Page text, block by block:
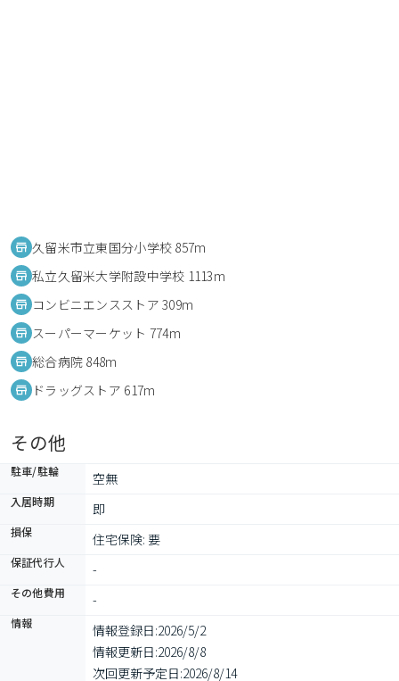
久留米市立東国分小学校 857m
私立久留米大学附設中学校 1113m
コンビニエンスストア 309m
スーパーマーケット 774m
総合病院 848m
ドラッグストア 617m
その他
駐車/駐輪 空無
入居時期 即
損保 住宅保険: 要
保証代行人 -
その他費用 -
情報 情報登録日:2026/5/2
情報更新日:2026/8/8
次回更新予定日:2026/8/14